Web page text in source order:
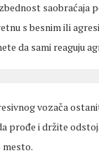
saobraćaja
s besnim ili
da sami reaguju
vozača
prođe i držite
mesto.